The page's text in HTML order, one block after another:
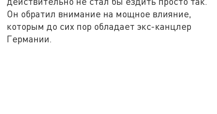
Он обратил внимание на мощное влияние,
которым до сих пор обладает экс-канцлер
Германии.